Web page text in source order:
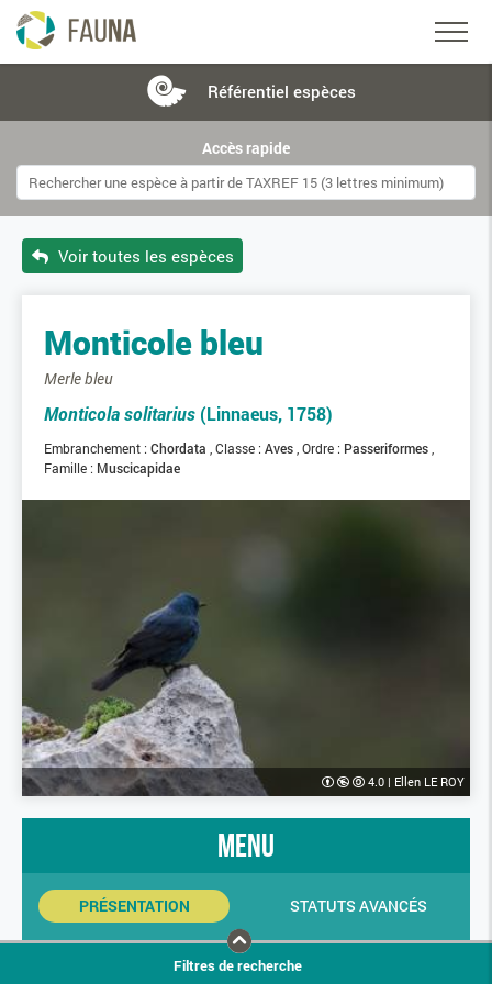
Référentiel espèces
Accès rapide
Voir toutes les espèces
Monticole bleu
Merle bleu
Monticola solitarius (Linnaeus, 1758)
Embranchement : Chordata Classe : Aves Ordre : Passeriformes
Famille : Muscicapidae
4.0 | Ellen LE ROY
menu
PRÉSENTATION STATUTS AVANCÉS
INDICATEURS SINP
PHOTOS
Filtres de recherche